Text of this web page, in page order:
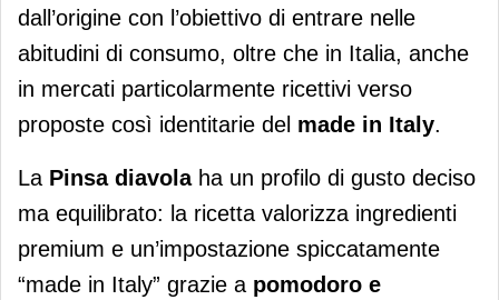
dall’origine con l’obiettivo di entrare nelle
abitudini di consumo, oltre che in Italia, anche
in mercati particolarmente ricettivi verso
proposte così identitarie del made in Italy.
La Pinsa diavolaha un profilo di gusto deciso
ma equilibrato: la ricetta valorizza ingredienti
premium e un’impostazione spiccatamente
“made in Italy” grazie a pomodoro e